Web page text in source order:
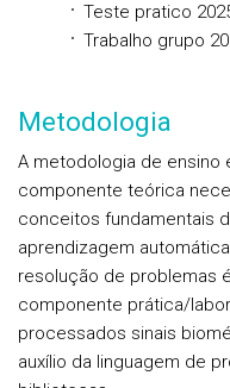
Teste pratico
Trabalho grupo
Metodologia
A metodologia de ensino
componente teórica
conceitos fundamentais
aprendizagem
resolução de problemas
componente prática/
processados sinais
auxílio da linguagem de